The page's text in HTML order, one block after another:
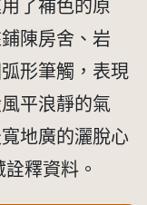
了補色的原
陳房舍、岩
形筆觸，表現
平浪靜的氣
地廣的灑脫心
釋資料。